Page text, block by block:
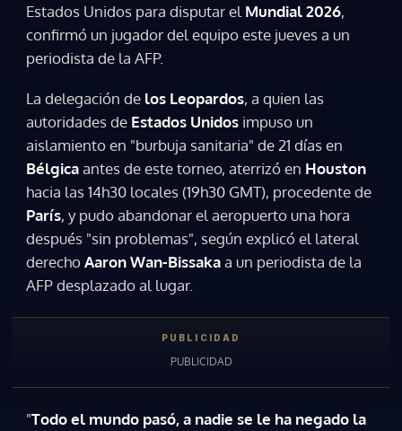
Estados Unidos para disputar el Mundial 2026,
confirmó un jugador del equipo este jueves a un
periodista de la AFP.
La delegación de los Leopardos, a quien las
autoridades de Estados Unidos impuso un
aislamiento en "burbuja sanitaria" de 21 días en
Bélgicaantes de este torneo, aterrizó en Houston
hacia las 14h30 locales (19h30 GMT), procedente de
París, y pudo abandonar el aeropuerto una hora
después "sin problemas", según explicó el lateral
derechoAaron Wan-Bissakaa un periodista de la
AFP desplazado al lugar.
"Todo el mundo pasó, a nadie se le ha negado la